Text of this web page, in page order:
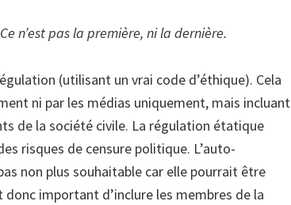
n’est pas la première, ni la dernière.
(utilisant un vrai code d’éthique). Cela
ni par les médias uniquement, mais incluant
de la société civile. La régulation étatique
risques de censure politique. L’auto-
non plus souhaitable car elle pourrait être
important d’inclure les membres de la